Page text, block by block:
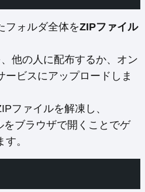
フォルダ全体をZIPファイル
他の人に配布するか、オン
ービスにアップロードしま
ファイルを解凍し、
をブラウザで開くことでゲ
。